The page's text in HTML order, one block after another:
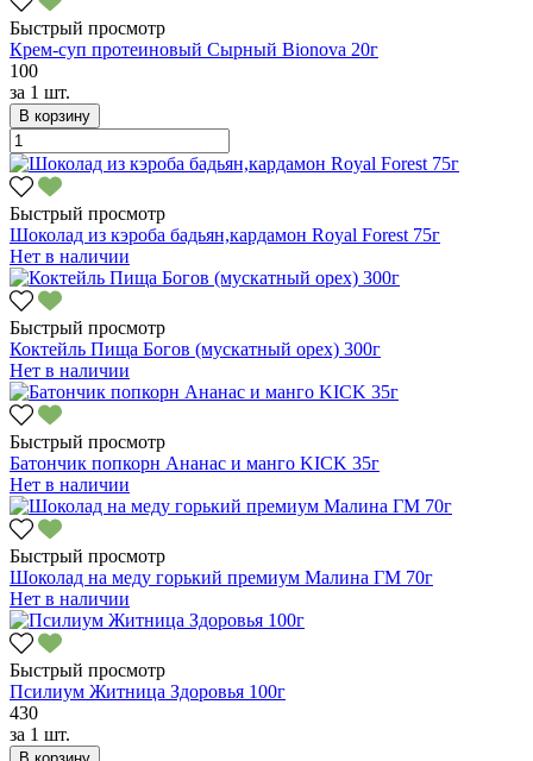
Быстрый просмотр
Крем-суп протеиновый Сырный Bionova 20г
100
за 1 шт.
В корзину
Быстрый просмотр
Шоколад из кэроба бадьян,кардамон Royal Forest 75г
Нет в наличии
Быстрый просмотр
Коктейль Пища Богов (мускатный орех) 300г
Нет в наличии
Быстрый просмотр
Батончик попкорн Ананас и манго KICK 35г
Нет в наличии
Быстрый просмотр
Шоколад на меду горький премиум Малина ГМ 70г
Нет в наличии
Быстрый просмотр
Псилиум Житница Здоровья 100г
430
за 1 шт.